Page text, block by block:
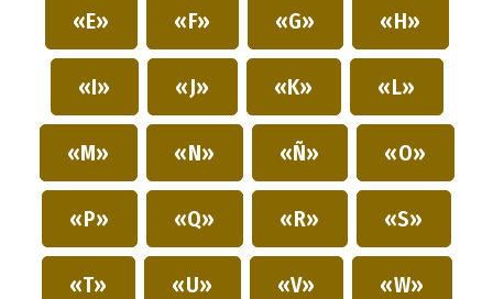
«E» «F» «G» «H»
«I» «J» «K» «L»
«M» «N» «Ñ» «O»
«P» «Q» «R» «S»
«T» «U» «V» «W»